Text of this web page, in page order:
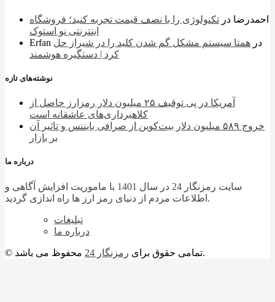
احمدرضا در تکنولوژی را با نصف قیمت تجربه کنید؛ فروشگاه
اینترنتی نو استوک
Erfan
در همتا سیستم مشکل گم شدن کلید را در شیراز حل
کرد | دستگیره هوشمند
نوشته‌های تازه
آمریکا در پی توقیف ۲۵ میلیون دلار رمزارز حاصل از
کلاهبرداری‌های عاشقانه است
خروج ۵۸۹ میلیون دلار بیت‌کوین از صرافی بایننس و تاثیر آن
بر بازار
درباره ما
سایت رمزنگار 24 در سال 1401 با ماموریت افزایش آگاهی و
اطلاعات مردم از دنیای رمز ارز ها راه اندازی گردید.
تبلیغات
درباره ما
© تمامی حقوق برای رمزنگار 24 محفوظ می باشد.